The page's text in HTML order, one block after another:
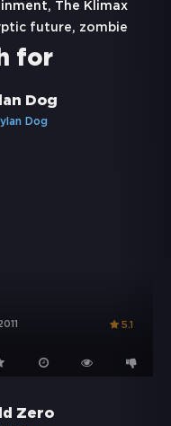
The Klimax
future, zombie
for
Dog
5.1
Zero